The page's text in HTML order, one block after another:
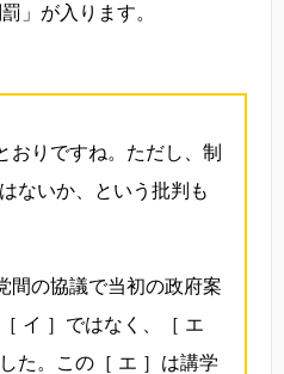
」が入ります。
りですね。ただし、制
ないか、という批判も
の協議で当初の政府案
イ ］ではなく、［ エ
た。この［ エ ］は講学